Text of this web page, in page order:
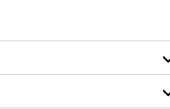
werden muss. Der
wie
von außen - sogar bei leichter
Dichtung" mögliche Leckagen ab.